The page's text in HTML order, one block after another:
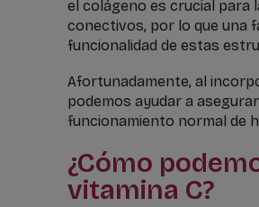
el colágeno es crucial para
conectivos, por lo que una
funcionalidad de estas
Afortunadamente, al
podemos ayudar a
funcionamiento normal de
¿Cómo
vitamina C?